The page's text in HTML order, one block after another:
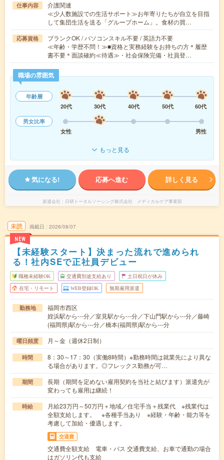
仕事内容
介護関連
≪少人数施設での生活サポート≫お年寄りたちが自立を目指
して集団生活を送る「グループホーム」。食材の買…
応募資格
ブランクOK / パソコンスキル不要 / 英語力不要
≪年齢・学歴不問！≫■資格と実務経験をお持ちの方＊履歴
書不要＊面談確約≪待遇≫・社会保険完備・社員登…
職場の雰囲気
年齢層
20代
30代 40代 50代
60代
男女比率
女性
男性
もっと見る
気になる! 応募へ進む 詳しく見る
派遣会社 日研トータルソーシング株式会社 メディカルケア事業部
未読
NEW
掲載日 2026/08/07
【未経験スタート】決まった流れで進められ
る！社内SEで正社員デビュー
職種未経験OK 交通費別途支給あり 土日祝日が休み
在宅・リモート WEB登録OK 無期雇用派遣
勤務地
福岡市西区
姪浜駅から---分／室見駅から---分／下山門駅から---分／藤崎
(福岡県)駅から---分／橋本(福岡県)駅から---分
曜日頻度 月～金（週休2日制）
時間
8：30～17：30（実働8時間）※勤務時間は就業先により異な
る場合があります。◎フレックス勤務が可…
期間
長期（期間を定めない雇用契約を当社と結びます）派遣先が
変わっても雇用は継続！
時給
月給23万円～50万円＋地域／住宅手当＋残業代 ※残業代は
全額支給します。 ※各種手当あり ※経験・年齢・能力等を
考慮して加給・優遇します。
交通費
交通費全額支給 電車・バス 交通費支給、お車で通勤の場合
はガソリン代も支給